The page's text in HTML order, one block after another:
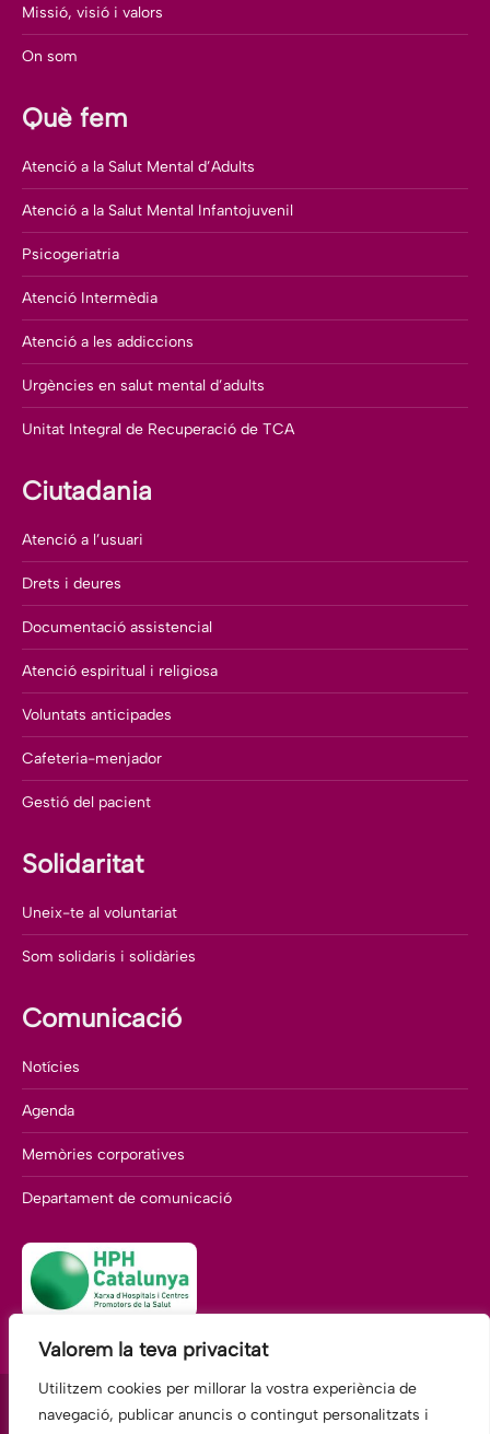
Valorem la teva privacitat
Utilitzem cookies per millorar la vostra experiència de
navegació, publicar anuncis o contingut personalitzats i
Missió, visió i valors
On som
Què fem
Atenció a la Salut Mental d’Adults
Atenció a la Salut Mental Infantojuvenil
Psicogeriatria
Atenció Intermèdia
Atenció a les addiccions
Urgències en salut mental d’adults
Unitat Integral de Recuperació de TCA
Ciutadania
Atenció a l’usuari
Drets i deures
Documentació assistencial
Atenció espiritual i religiosa
Voluntats anticipades
Cafeteria-menjador
Gestió del pacient
Solidaritat
Uneix-te al voluntariat
Som solidaris i solidàries
Comunicació
Notícies
Agenda
Memòries corporatives
Departament de comunicació